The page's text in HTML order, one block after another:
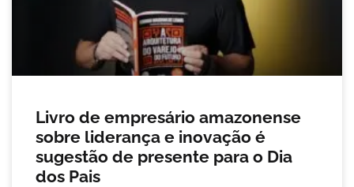
Livro de empresário amazonense
sobre liderança e inovação é
sugestão de presente para o Dia
dos Pais